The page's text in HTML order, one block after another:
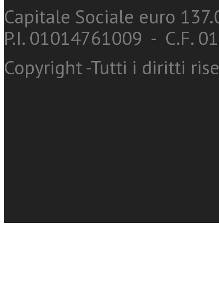
Capitale Sociale euro
P.I. 01014761009 - C.F.
Copyright -Tutti i diritti